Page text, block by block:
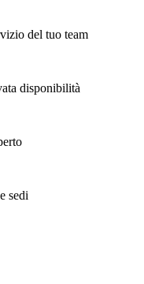
del tuo team
disponibilità
sedi